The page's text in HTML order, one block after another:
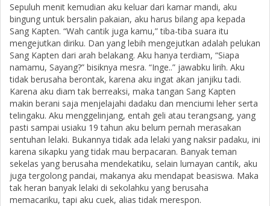
Sepuluh menit kemudian aku keluar dari kamar mandi, aku
bingung untuk bersalin pakaian, aku harus bilang apa kepada
Sang Kapten. “Wah cantik juga kamu,” tiba-tiba suara itu
mengejutkan diriku. Dan yang lebih mengejutkan adalah pelukan
Sang Kapten dari arah belakang. Aku hanya terdiam, “Siapa
namamu, Sayang?” bisiknya mesra. “Inge..” jawabku lirih. Aku
tidak berusaha berontak, karena aku ingat akan janjiku tadi.
Karena aku diam tak berreaksi, maka tangan Sang Kapten
makin berani saja menjelajahi dadaku dan menciumi leher serta
telingaku. Aku menggelinjang, entah geli atau terangsang, yang
pasti sampai usiaku 19 tahun aku belum pernah merasakan
sentuhan lelaki. Bukannya tidak ada lelaki yang naksir padaku, ini
karena sikapku yang tidak mau berpacaran. Banyak teman
sekelas yang berusaha mendekatiku, selain lumayan cantik, aku
juga tergolong pandai, makanya aku mendapat beasiswa. Maka
tak heran banyak lelaki di sekolahku yang berusaha
memacariku, tapi aku cuek, alias tidak merespon.